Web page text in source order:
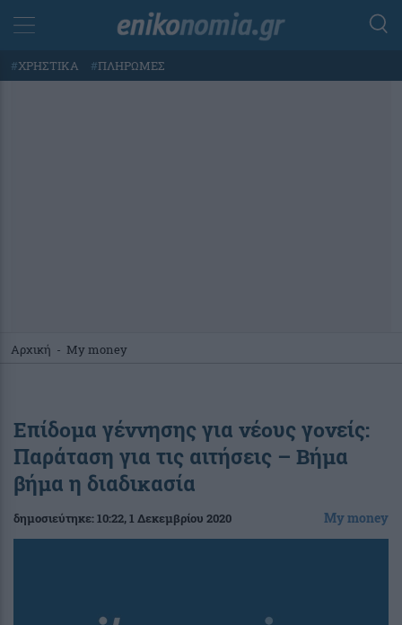
#ΧΡΗΣΤΙΚΑ #ΠΛΗΡΩΜΕΣ
Αρχική - My money
Επίδομα γέννησης για νέους γονείς:
Παράταση για τις αιτήσεις – Βήμα
βήμα η διαδικασία
δημοσιεύτηκε:10:22, 1 Δεκεμβρίου 2020 My money